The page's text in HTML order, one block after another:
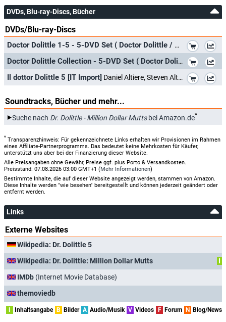
DVDs, Blu-ray-Discs, Bücher
DVDs/Blu-ray-Discs
Doctor Dolittle 1-5 - 5-DVD Set ( Doctor Dolittle / Dr. Dolittle 2 / Dr. Dolittle 3 / Dr. Dolittle: Tail to the Chief / Dr. Dol
Doctor Dolittle Collection - 5-DVD Set ( Doctor Dolittle / Dr. Dolittle 2 / Dr. Dolittle 3 / Dr. Dolittle: Tail to the Chief /
Il dottor Dolittle 5 [IT Import] Daniel Altiere, Steven Altiere
Soundtracks, Bücher und mehr...
Suche nach Dr. Dolittle - Million Dollar Muttsbei Amazon.de*
* Transparenzhinweis: Für gekennzeichnete Links erhalten wir Provisionen im Rahmen
eines Affiliate-Partnerprogramms. Das bedeutet keine Mehrkosten für Käufer,
unterstützt uns aber bei der Finanzierung dieser Website.
Alle Preisangaben ohne Gewähr, Preise ggf. plus Porto & Versandkosten.
Preisstand: 07.08.2026 03:00 GMT+1 (Mehr Informationen)
Bestimmte Inhalte, die auf dieser Website angezeigt werden, stammen von Amazon.
Diese Inhalte werden "wie besehen" bereitgestellt und können jederzeit geändert oder
entfernt werden.
Links
Externe Websites
Wikipedia: Dr. Dolittle 5
Wikipedia: Dr. Dolittle: Million Dollar Mutts
I
IMDb (Internet Movie Database)
themoviedb
Inhaltsangabe B Bilder A Audio/Musik V Videos F Forum N Blog/News